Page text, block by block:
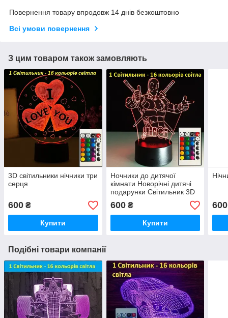
Повернення товару впродовж 14 днів безкоштовно
Всі умови повернення
З цим товаром також замовляють
3D світильники нічники три
серця
600 ₴
Купити
Ночники до дитячої
кімнати Новорічні дитячі
подарунки Світильник 3D
Дедпул
600₴
Купити
600
Подібні товари компанії